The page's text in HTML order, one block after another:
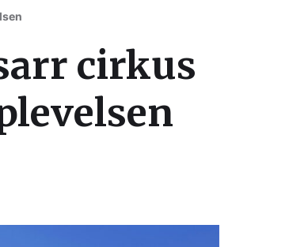
cirkus